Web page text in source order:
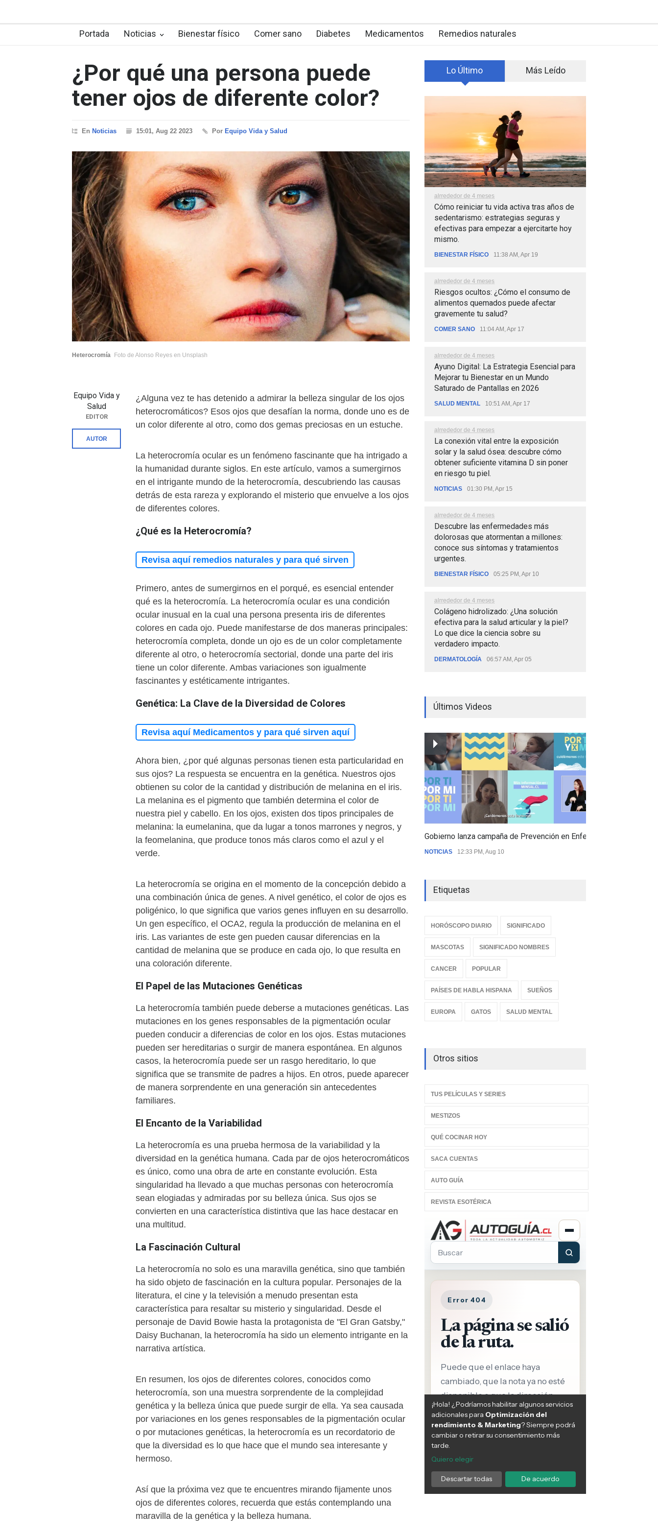
Portada Noticias Bienestar físico Comer sano Diabetes Medicamentos Remedios naturales
¿Por qué una persona puede
tener ojos de diferente color?
En Noticias 15:01, Aug 22 2023 Por Equipo Vida y Salud
Heterocromía Foto de Alonso Reyes en Unsplash
¿Alguna vez te has detenido a admirar la belleza singular de los ojos
heterocromáticos? Esos ojos que desafían la norma, donde uno es de
un color diferente al otro, como dos gemas preciosas en un estuche.
La heterocromía ocular es un fenómeno fascinante que ha intrigado a
la humanidad durante siglos. En este artículo, vamos a sumergirnos
en el intrigante mundo de la heterocromía, descubriendo las causas
detrás de esta rareza y explorando el misterio que envuelve a los ojos
de diferentes colores.
¿Qué es la Heterocromía?
Revisa aquí remedios naturales y para qué sirven
Primero, antes de sumergirnos en el porqué, es esencial entender
qué es la heterocromía. La heterocromía ocular es una condición
ocular inusual en la cual una persona presenta iris de diferentes
colores en cada ojo. Puede manifestarse de dos maneras principales:
heterocromía completa, donde un ojo es de un color completamente
diferente al otro, o heterocromía sectorial, donde una parte del iris
tiene un color diferente. Ambas variaciones son igualmente
fascinantes y estéticamente intrigantes.
Genética: La Clave de la Diversidad de Colores
Revisa aquí Medicamentos y para qué sirven aquí
Ahora bien, ¿por qué algunas personas tienen esta particularidad en
sus ojos? La respuesta se encuentra en la genética. Nuestros ojos
obtienen su color de la cantidad y distribución de melanina en el iris.
La melanina es el pigmento que también determina el color de
nuestra piel y cabello. En los ojos, existen dos tipos principales de
melanina: la eumelanina, que da lugar a tonos marrones y negros, y
la feomelanina, que produce tonos más claros como el azul y el
verde.
La heterocromía se origina en el momento de la concepción debido a
una combinación única de genes. A nivel genético, el color de ojos es
poligénico, lo que significa que varios genes influyen en su desarrollo.
Un gen específico, el OCA2, regula la producción de melanina en el
iris. Las variantes de este gen pueden causar diferencias en la
cantidad de melanina que se produce en cada ojo, lo que resulta en
una coloración diferente.
El Papel de las Mutaciones Genéticas
La heterocromía también puede deberse a mutaciones genéticas. Las
mutaciones en los genes responsables de la pigmentación ocular
pueden conducir a diferencias de color en los ojos. Estas mutaciones
pueden ser hereditarias o surgir de manera espontánea. En algunos
casos, la heterocromía puede ser un rasgo hereditario, lo que
significa que se transmite de padres a hijos. En otros, puede aparecer
de manera sorprendente en una generación sin antecedentes
familiares.
El Encanto de la Variabilidad
La heterocromía es una prueba hermosa de la variabilidad y la
diversidad en la genética humana. Cada par de ojos heterocromáticos
es único, como una obra de arte en constante evolución. Esta
singularidad ha llevado a que muchas personas con heterocromía
sean elogiadas y admiradas por su belleza única. Sus ojos se
convierten en una característica distintiva que las hace destacar en
una multitud.
La Fascinación Cultural
La heterocromía no solo es una maravilla genética, sino que también
ha sido objeto de fascinación en la cultura popular. Personajes de la
literatura, el cine y la televisión a menudo presentan esta
característica para resaltar su misterio y singularidad. Desde el
personaje de David Bowie hasta la protagonista de "El Gran Gatsby,"
Daisy Buchanan, la heterocromía ha sido un elemento intrigante en la
narrativa artística.
En resumen, los ojos de diferentes colores, conocidos como
heterocromía, son una muestra sorprendente de la complejidad
genética y la belleza única que puede surgir de ella. Ya sea causada
por variaciones en los genes responsables de la pigmentación ocular
o por mutaciones genéticas, la heterocromía es un recordatorio de
que la diversidad es lo que hace que el mundo sea interesante y
hermoso.
Así que la próxima vez que te encuentres mirando fijamente unos
ojos de diferentes colores, recuerda que estás contemplando una
maravilla de la genética y la belleza humana.
Equipo Vida y
Salud
EDITOR
AUTOR
Lo Último Más Leído
alrrededor de 4 meses
Cómo reiniciar tu vida activa tras años de
sedentarismo: estrategias seguras y
efectivas para empezar a ejercitarte hoy
mismo.
BIENESTAR FÍSICO 11:38 AM, Apr 19
alrrededor de 4 meses
Riesgos ocultos: ¿Cómo el consumo de
alimentos quemados puede afectar
gravemente tu salud?
COMER SANO 11:04 AM, Apr 17
alrrededor de 4 meses
Ayuno Digital: La Estrategia Esencial para
Mejorar tu Bienestar en un Mundo
Saturado de Pantallas en 2026
SALUD MENTAL 10:51 AM, Apr 17
alrrededor de 4 meses
La conexión vital entre la exposición
solar y la salud ósea: descubre cómo
obtener suficiente vitamina D sin poner
en riesgo tu piel.
NOTICIAS 01:30 PM, Apr 15
alrrededor de 4 meses
Descubre las enfermedades más
dolorosas que atormentan a millones:
conoce sus síntomas y tratamientos
urgentes.
BIENESTAR FÍSICO 05:25 PM, Apr 10
alrrededor de 4 meses
Colágeno hidrolizado: ¿Una solución
efectiva para la salud articular y la piel?
Lo que dice la ciencia sobre su
verdadero impacto.
DERMATOLOGÍA 06:57 AM, Apr 05
Últimos Videos
Gobierno lanza campaña de Prevención en Enfermedades
NOTICIAS 12:33 PM, Aug 10
Etiquetas
HORÓSCOPO DIARIO SIGNIFICADO
MASCOTAS SIGNIFICADO NOMBRES
CANCER POPULAR
PAÍSES DE HABLA HISPANA SUEÑOS
EUROPA GATOS SALUD MENTAL
Otros sitios
TUS PELÍCULAS Y SERIES
MESTIZOS
QUÉ COCINAR HOY
SACA CUENTAS
AUTO GUÍA
REVISTA ESOTÉRICA